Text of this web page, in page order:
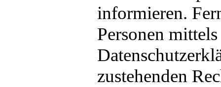
informieren.
Personen
zustehenden